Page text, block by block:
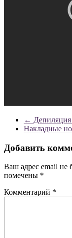
←
Накладные
Добавить
Ваш адрес email не
помечены *
Комментарий *